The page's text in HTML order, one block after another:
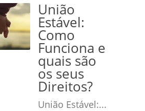
União
Estável:
Como
Funciona e
quais são
os seus
Direitos?
União Estável:...